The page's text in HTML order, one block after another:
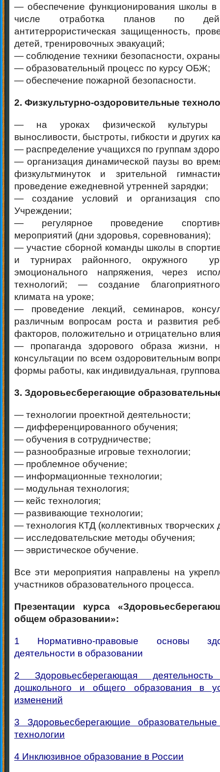
— обеспечение функционирования школы
числе отработка планов по
антитеррористическая защищенность,
детей, тренировочных эвакуаций;
— соблюдение техники безопасности,
— образовательный процесс по курсу ОБЖ;
— обеспечение пожарной безопасности.
2. Физкультурно-оздоровительные
— на уроках физической культуры
выносливости, быстроты, гибкости и других
— распределение учащихся по группам
— организация динамической паузы во
физкультминуток и зрительной
проведение ежедневной утренней зарядки;
— создание условий и организация
Учреждении;
— регулярное проведение спортивно-
мероприятий (дни здоровья, соревнования);
— участие сборной команды школы в
и турнирах районного, окружного
эмоционального напряжения, через
технологий; — создание благоприятного
климата на уроке;
— проведение лекций, семинаров,
различным вопросам роста и развития
факторов, положительно и отрицательно
— пропаганда здорового образа жизни,
консультации по всем оздоровительным
формы работы, как индивидуальная,
3. Здоровьесберегающие
— технологии проектной деятельности;
— дифференцированного обучения;
— обучения в сотрудничестве;
— разнообразные игровые технологии;
— проблемное обучение;
— информационные технологии;
— модульная технология;
— кейс технология;
— развивающие технологии;
— технология КТД (коллективных творческих
— исследовательские методы обучения;
— эвристическое обучение.
Все эти мероприятия направлены на
участников образовательного процесса.
Презентации курса
общем образовании»:
1 Нормативно-правовые основы
деятельности в образовании
2 Здоровьесберегающая
дошкольного и общего образования в
изменений
3 Здоровьесберегающие
технологии
4 Инклюзивное образование в России